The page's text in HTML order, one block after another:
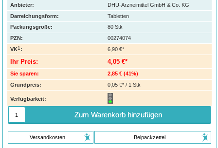
Anbieter:
DHU-Arzneimittel GmbH & Co. KG
Darreichungsform:
Tabletten
Packungsgröße:
80 Stk
PZN:
00274074
VK1: 6,90 €*
Ihr Preis: 4,05 €*
Sie sparen: 2,85 € (41%)
Grundpreis:
0,05 €* / 1 Stk
Verfügbarkeit:
Zum Warenkorb hinzufügen
Versandkosten Beipackzettel